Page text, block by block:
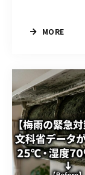
MORE